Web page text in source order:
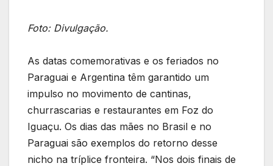
Foto: Divulgação.
As datas comemorativas e os feriados no
Paraguai e Argentina têm garantido um
impulso no movimento de cantinas,
churrascarias e restaurantes em Foz do
Iguaçu. Os dias das mães no Brasil e no
Paraguai são exemplos do retorno desse
nicho na tríplice fronteira. “Nos dois finais de